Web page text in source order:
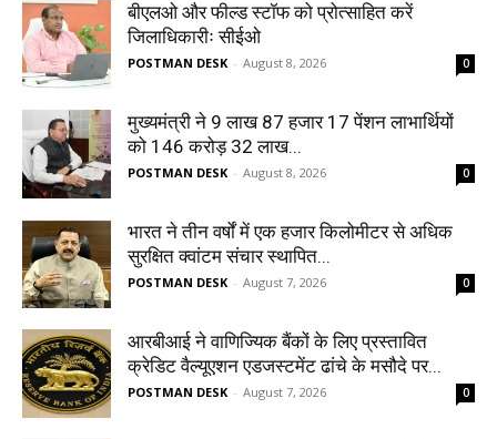
बीएलओ और फील्ड स्टॉफ को प्रोत्साहित करें
जिलाधिकारीः सीईओ
POSTMAN DESK - August 8, 2026 0
मुख्यमंत्री ने 9 लाख 87 हजार 17 पेंशन लाभार्थियों
को 146 करोड़ 32 लाख...
POSTMAN DESK - August 8, 2026 0
भारत ने तीन वर्षों में एक हजार किलोमीटर से अधिक
सुरक्षित क्वांटम संचार स्थापित...
POSTMAN DESK - August 7, 2026 0
आरबीआई ने वाणिज्यिक बैंकों के लिए प्रस्तावित
क्रेडिट वैल्यूएशन एडजस्टमेंट ढांचे के मसौदे पर...
POSTMAN DESK - August 7, 2026 0